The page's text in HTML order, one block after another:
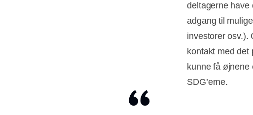
deltagerne have
adgang til
investorer osv.).
kontakt med det
kunne få øjnene
SDG’erne.